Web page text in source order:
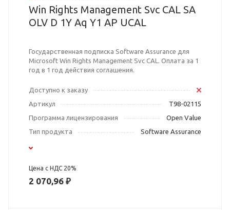
Win Rights Management Svc CAL SA
OLV D 1Y Aq Y1 AP UCAL
Государственная подписка Software Assurance для
Microsoft Win Rights Management Svc CAL. Оплата за 1
год в 1 год действия соглашения.
Доступно к заказу
Артикул
T98-02115
Программа лицензирования
Open Value
Тип продукта
Software Assurance
Цена с НДС 20%
2 070,96 ₽